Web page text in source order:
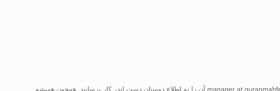
در صورتیکه وجود راهنما برای بخش های دیگر سایت را لازم میدانید لطفا از طریق ارتباط با مدیر دوره ای به نشانی manager at quranmahfel dot com آن را به اطلاع دوستان دست اندر کار برسایند. همچون همیشه